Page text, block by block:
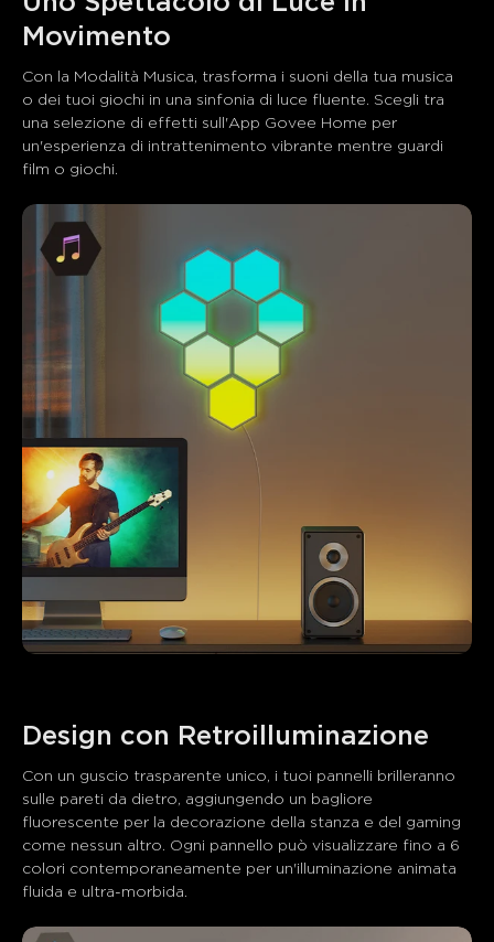
Con la Modalità Musica, trasforma i suoni della tua musica
o dei tuoi giochi in una sinfonia di luce fluente. Scegli tra
una selezione di effetti sull'App Govee Home per
un'esperienza di intrattenimento vibrante mentre guardi
Con un guscio trasparente unico, i tuoi pannelli brilleranno
sulle pareti da dietro, aggiungendo un bagliore
fluorescente per la decorazione della stanza e del gaming
come nessun altro. Ogni pannello può visualizzare fino a 6
colori contemporaneamente per un'illuminazione animata
fluida e ultra-morbida.